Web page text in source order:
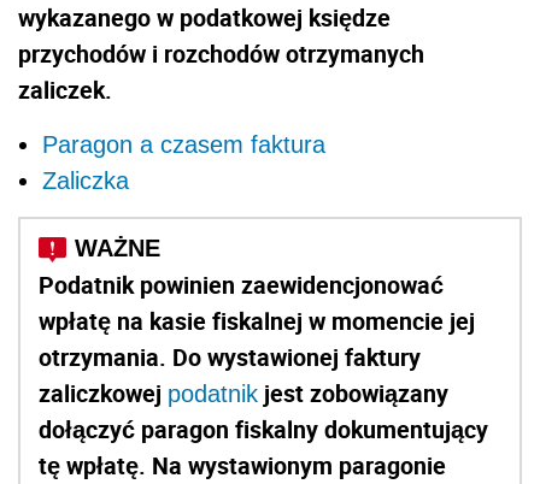
wykazanego w podatkowej księdze
przychodów i rozchodów otrzymanych
zaliczek.
Paragon a czasem faktura
Zaliczka
Podatnik powinien zaewidencjonować
wpłatę na kasie fiskalnej w momencie jej
otrzymania. Do wystawionej faktury
zaliczkowej podatnik jest zobowiązany
dołączyć paragon fiskalny dokumentujący
tę wpłatę. Na wystawionym paragonie